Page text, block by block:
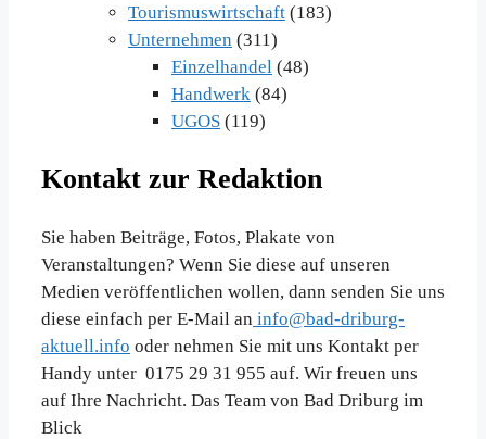
Tourismuswirtschaft (183)
Unternehmen (311)
Einzelhandel (48)
Handwerk (84)
UGOS (119)
Kontakt zur Redaktion
Sie haben Beiträge, Fotos, Plakate von
Veranstaltungen? Wenn Sie diese auf unseren
Medien veröffentlichen wollen, dann senden Sie uns
diese einfach per E-Mail an info@bad-driburg-
aktuell.info oder nehmen Sie mit uns Kontakt per
Handy unter 0175 29 31 955 auf. Wir freuen uns
auf Ihre Nachricht. Das Team von Bad Driburg im
Blick